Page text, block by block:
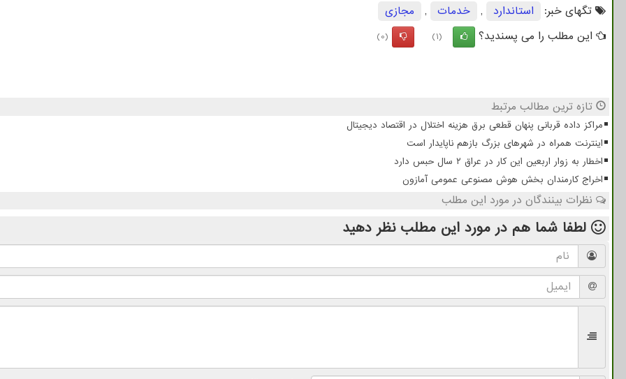
تگهای خبر:
استاندارد , خدمات ,
مجازی
این مطلب را می پسندید؟
(1)
(0)
تازه ترین مطالب مرتبط
مراکز داده قربانی پنهان قطعی برق هزینه اختلال در اقتصاد دیجیتال
اینترنت همراه در شهرهای بزرگ بازهم ناپایدار است
اخطار به زوار اربعین این کار در عراق ۲ سال حبس دارد
اخراج کارمندان بخش هوش مصنوعی عمومی آمازون
نظرات بینندگان در مورد این مطلب
لطفا شما هم در مورد این مطلب نظر دهید